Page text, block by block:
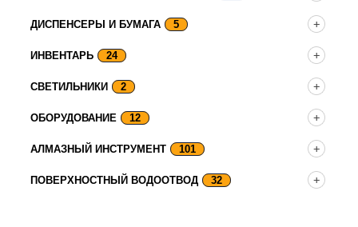
ДИСПЕНСЕРЫ И БУМАГА 5
ИНВЕНТАРЬ 24
СВЕТИЛЬНИКИ 2
ОБОРУДОВАНИЕ 12
АЛМАЗНЫЙ ИНСТРУМЕНТ 101
ПОВЕРХНОСТНЫЙ ВОДООТВОД 32